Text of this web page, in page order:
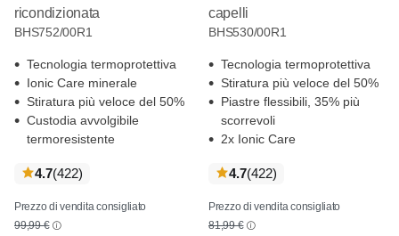
ricondizionata
BHS752/00R1
Tecnologia termoprotettiva
Ionic Care minerale
Stiratura più veloce del 50%
Custodia avvolgibile
termoresistente
4.7(422recensioni
)
Prezzo di vendita consigliato
99,99 €
capelli
BHS530/00R1
Tecnologia termoprotettiva
Stiratura più veloce del 50%
Piastre flessibili, 35% più
scorrevoli
2x Ionic Care
4.7(422recensioni
)
Prezzo di vendita consigliato
81,99 €